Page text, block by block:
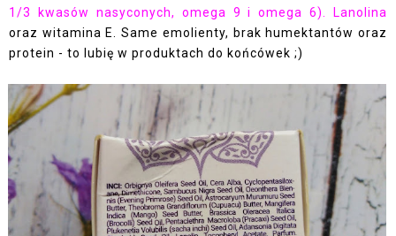
1/3 kwasów nasyconych, omega 9 i omega 6).
Lanolina
oraz witamina E. Same emolienty, brak humektantów oraz
protein - to lubię w produktach do końcówek ;)